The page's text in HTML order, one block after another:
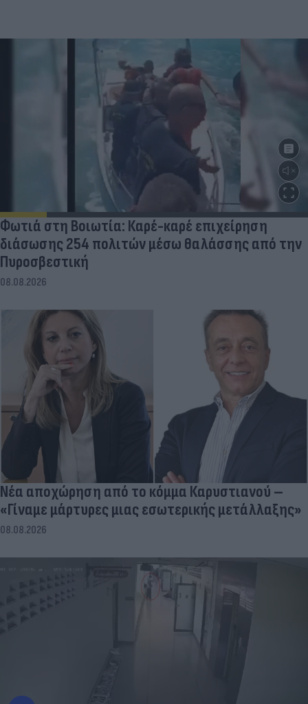
Φωτιά στη Βοιωτία: Καρέ-καρέ επιχείρηση
διάσωσης 254 πολιτών μέσω θαλάσσης από την
Πυροσβεστική
08.08.2026
Νέα αποχώρηση από το κόμμα Καρυστιανού –
«Γίναμε μάρτυρες μιας εσωτερικής μετάλλαξης»
08.08.2026